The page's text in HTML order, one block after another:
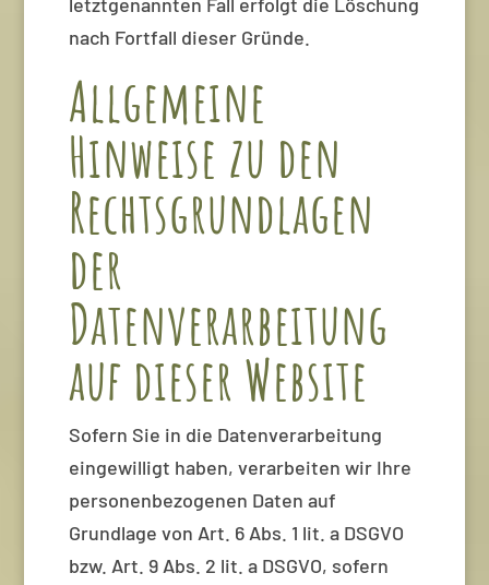
nach Fortfall dieser Gründe.
Allgemeine
Hinweise zu den
Rechtsgrundlagen
der
Datenverarbeitung
auf dieser Website
Sofern Sie in die Datenverarbeitung
eingewilligt haben, verarbeiten wir Ihre
personenbezogenen Daten auf
Grundlage von Art. 6 Abs. 1 lit. a DSGVO
bzw. Art. 9 Abs. 2 lit. a DSGVO, sofern